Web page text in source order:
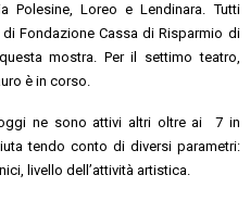
Loreo e Lendinara. Tutti
Fondazione Cassa di Risparmio di
mostra. Per il settimo teatro,
è in corso.
ne sono attivi altri oltre ai 7 in
tendo conto di diversi parametri:
livello dell’attività artistica.